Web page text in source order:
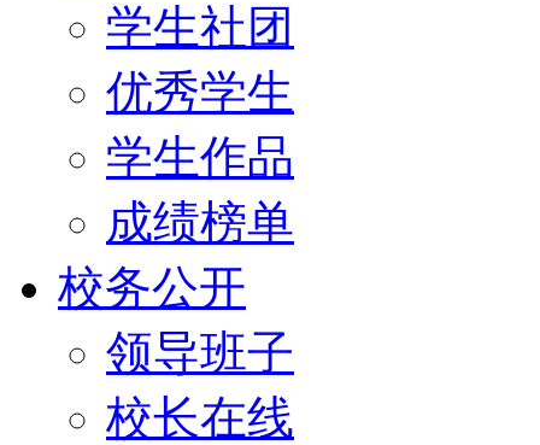
学生社团
优秀学生
学生作品
成绩榜单
校务公开
领导班子
校长在线